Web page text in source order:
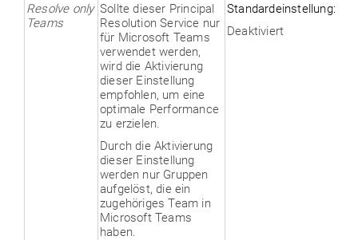
Resolve only
Teams
Sollte dieser Principal
Resolution Service nur
für Microsoft Teams
verwendet werden,
wird die Aktivierung
dieser Einstellung
empfohlen, um eine
optimale Performance
zu erzielen.
Durch die Aktivierung
dieser Einstellung
werden nur Gruppen
aufgelöst, die ein
zugehöriges Team in
Microsoft Teams
haben.
Standardeinstellung:
Deaktiviert